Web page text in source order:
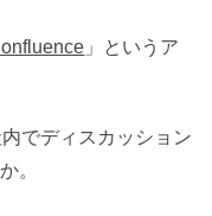
」というア
でディスカッション
。